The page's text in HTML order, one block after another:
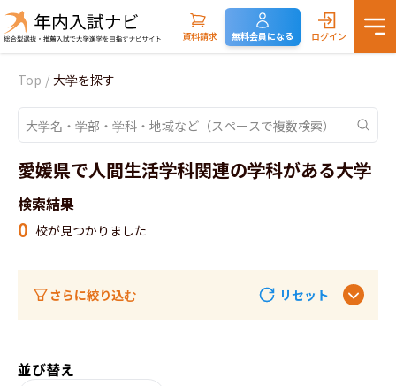
資料請求 無料会員になる ログイン
Top / 大学を探す
愛媛県で人間生活学科関連の学科がある大学
検索結果
0 校が見つかりました
さらに絞り込む リセット
並び替え